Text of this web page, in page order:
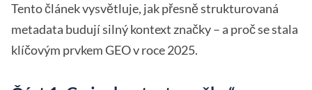
Tento článek vysvětluje, jak přesně strukturovaná
metadata budují silný kontext značky – a proč se stala
klíčovým prvkem GEO v roce 2025.